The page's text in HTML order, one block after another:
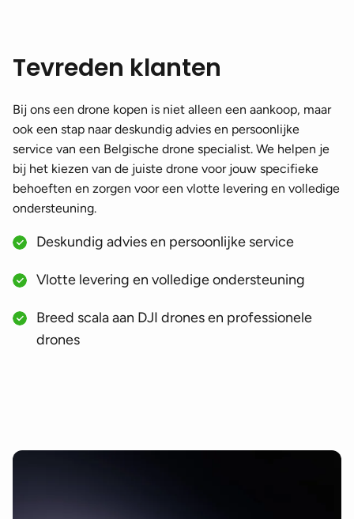
Tevreden klanten
Bij ons een drone kopen is niet alleen een aankoop, maar
ook een stap naar deskundig advies en persoonlijke
service van een Belgische drone specialist. We helpen je
bij het kiezen van de juiste drone voor jouw specifieke
behoeften en zorgen voor een vlotte levering en volledige
ondersteuning.
Deskundig advies en persoonlijke service
Vlotte levering en volledige ondersteuning
Breed scala aan DJI drones en professionele
drones